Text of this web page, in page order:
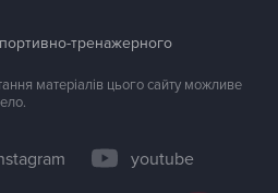
тренажерного
матеріалів цього сайту можливе
youtube